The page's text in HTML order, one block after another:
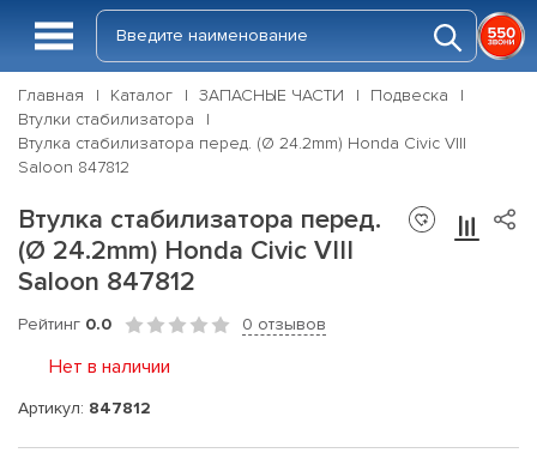
Главная Каталог ЗАПАСНЫЕ ЧАСТИ
Подвеска
Втулки стабилизатора
Втулка стабилизатора перед. (Ø 24.2mm) Honda Civic VIII
Saloon 847812
Втулка стабилизатора перед.
(Ø 24.2mm) Honda Civic VIII
Saloon 847812
Рейтинг 0.0 0 отзывов
Нет в наличии
Артикул: 847812